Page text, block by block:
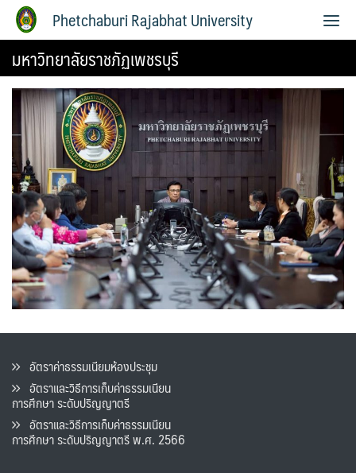
Phetchaburi Rajabhat University
มหาวิทยาลัยราชภัฏเพชรบุรี
อัตราค่าธรรมเนียมห้องประชุม
อัตราและวิธีการเก็บค่าธรรมเนียน
การศึกษา ระดับปริญญาตรี
อัตราและวิธีการเก็บค่าธรรมเนียน
การศึกษา ระดับปริญญาตรี พ.ศ. 2566